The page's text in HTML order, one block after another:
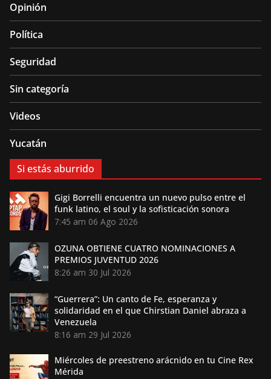
Opinión
Política
Seguridad
Sin categoría
Videos
Yucatán
Si estás aburrido
Gigi Borrelli encuentra un nuevo pulso entre el
funk latino, el soul y la sofisticación sonora
7:45 am 06 Ago 2026
OZUNA OBTIENE CUATRO NOMINACIONES A
PREMIOS JUVENTUD 2026
8:26 am 30 Jul 2026
“Guerrera”: Un canto de Fe, esperanza y
solidaridad en el que Chirstian Daniel abraza a
Venezuela
8:16 am 29 Jul 2026
Miércoles de preestreno arácnido en tu Cine Rex
Mérida